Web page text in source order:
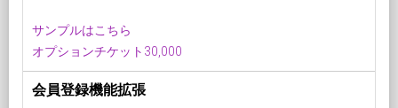
サンプルはこちら
オプションチケット30,000
会員登録機能拡張